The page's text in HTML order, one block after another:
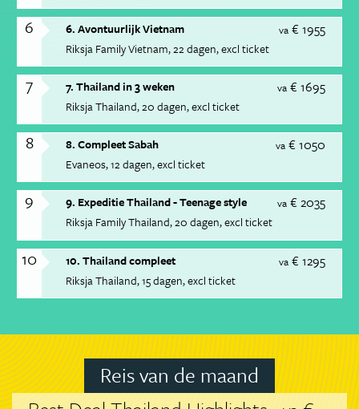
6 va € 1955
6. Avontuurlijk Vietnam
Riksja Family Vietnam 22 dagen excl ticket
7 va € 1695
7. Thailand in 3 weken
Riksja Thailand 20 dagen excl ticket
8 va € 1050
8. Compleet Sabah
Evaneos 12 dagen excl ticket
9 va € 2035
9. Expeditie Thailand - Teenage style
Riksja Family Thailand 20 dagen excl ticket
10 va € 1295
10. Thailand compleet
Riksja Thailand 15 dagen excl ticket
Reis van de maand